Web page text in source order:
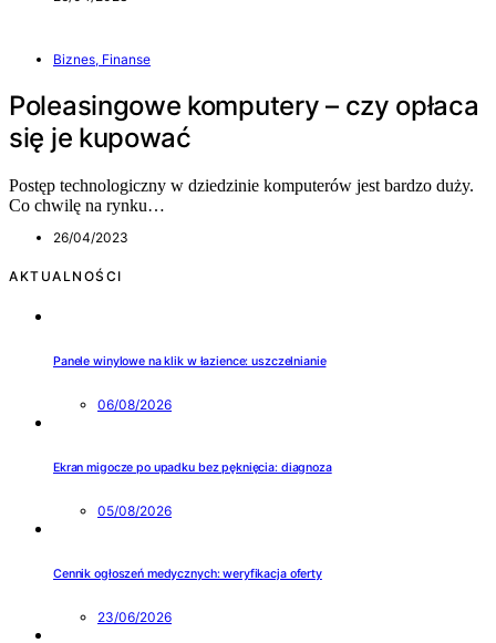
Biznes, Finanse
Poleasingowe komputery – czy opłaca
się je kupować
Postęp technologiczny w dziedzinie komputerów jest bardzo duży.
Co chwilę na rynku…
26/04/2023
AKTUALNOŚCI
Panele winylowe na klik w łazience: uszczelnianie
06/08/2026
Ekran migocze po upadku bez pęknięcia: diagnoza
05/08/2026
Cennik ogłoszeń medycznych: weryfikacja oferty
23/06/2026